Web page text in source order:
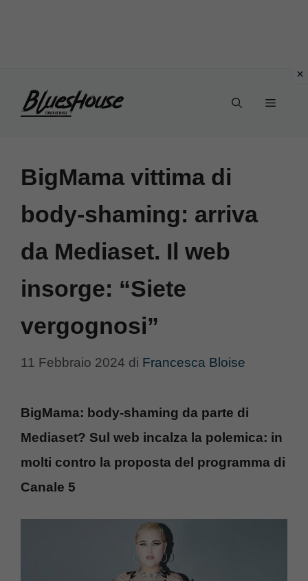
Menu
BigMama vittima di
body-shaming: arriva
da Mediaset. Il web
insorge: “Siete
vergognosi”
11 Febbraio 2024 di Francesca Bloise
BigMama: body-shaming da parte di
Mediaset? Sul web incalza la polemica: in
molti contro la proposta del programma di
Canale 5